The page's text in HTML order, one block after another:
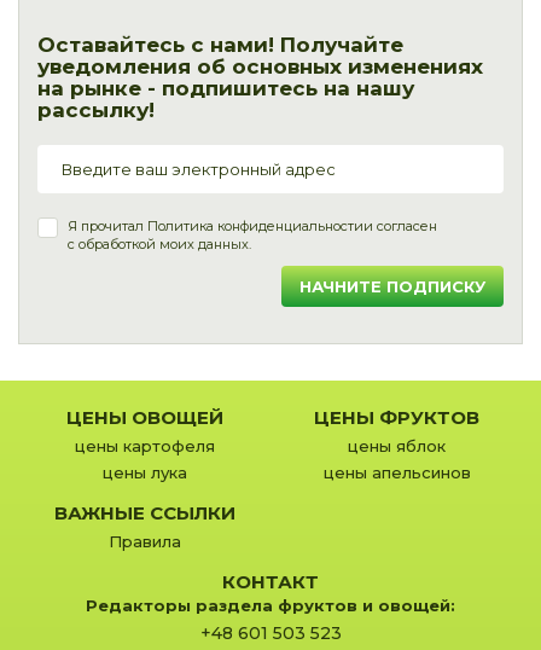
Оставайтесь с нами! Получайте
уведомления об основных изменениях
на рынке - подпишитесь на нашу
рассылку!
Я прочитал Политика конфиденциальностии согласен
с обработкой моих данных.
НАЧНИТЕ ПОДПИСКУ
ЦЕНЫ ОВОЩЕЙ
цены картофеля
цены лука
ЦЕНЫ ФРУКТОВ
цены яблок
цены апельсинов
ВАЖНЫЕ ССЫЛКИ
Правила
КОНТАКТ
Редакторы раздела фруктов и овощей:
+48 601 503 523